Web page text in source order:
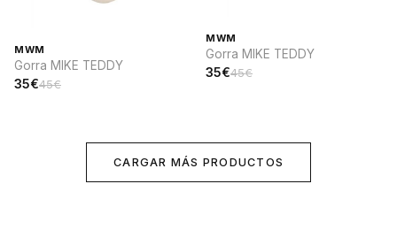
MWM
Gorra MIKE TEDDY
35€45€
MWM
Gorra MIKE TEDDY
35€45€
CARGAR MÁS PRODUCTOS